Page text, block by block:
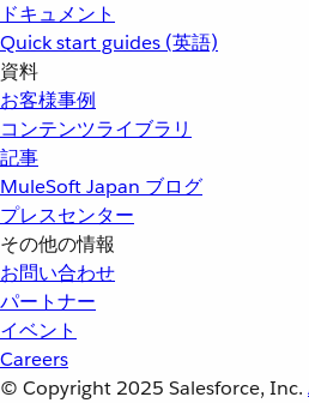
ドキュメント
Quick start guides (英語)
資料
お客様事例
コンテンツライブラリ
記事
MuleSoft Japan ブログ
プレスセンター
その他の情報
お問い合わせ
パートナー
イベント
Careers
© Copyright 2025 Salesforce, Inc.